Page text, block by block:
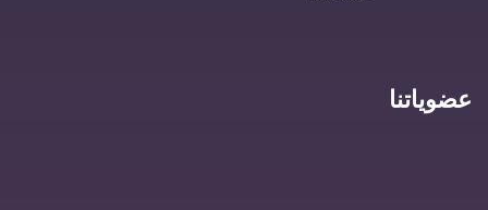
عضوياتنا